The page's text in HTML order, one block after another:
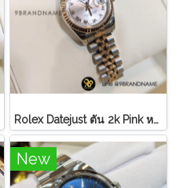
Rolex Datejust ตัน 2k Pink หลักโรมันสายจูบิลี่ Lady ไม่มี อปก
New